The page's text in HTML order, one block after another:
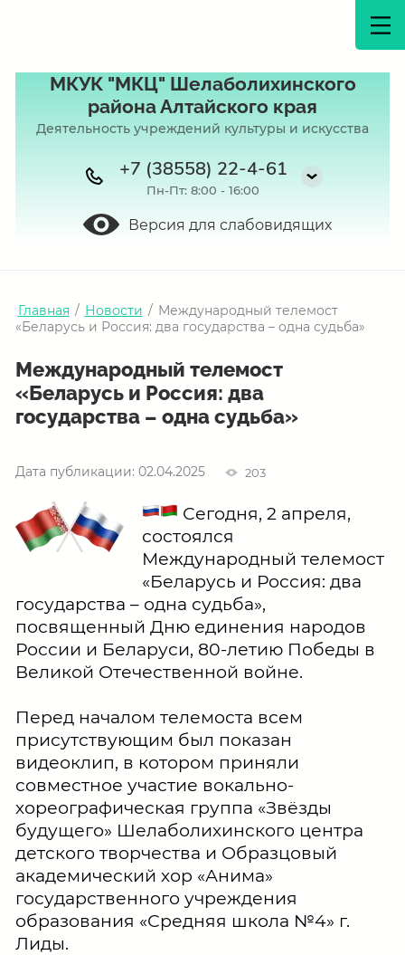
МКУК "МКЦ" Шелаболихинского
района Алтайского края
Деятельность учреждений культуры и искусства
Пн-Пт: 8:00 - 16:00
+7 (38558) 22-4-61
Версия для слабовидящих
Главная / Новости / Международный телемост
«Беларусь и Россия: два государства – одна судьба»
Международный телемост
«Беларусь и Россия: два
государства – одна судьба»
Дата публикации: 02.04.2025 203
Сегодня, 2 апреля,
состоялся
Международный телемост
«Беларусь и Россия: два
государства – одна судьба»,
посвященный Дню единения народов
России и Беларуси, 80-летию Победы в
Великой Отечественной войне.
Перед началом телемоста всем
присутствующим был показан
видеоклип, в котором приняли
совместное участие вокально-
хореографическая группа «Звёзды
будущего» Шелаболихинского центра
детского творчества и Образцовый
академический хор «Анима»
государственного учреждения
образования «Средняя школа №4» г.
Лиды.